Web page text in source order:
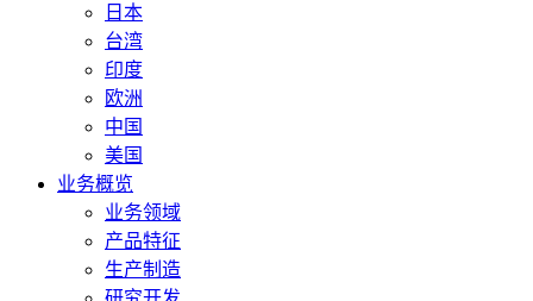
日本
台湾
印度
欧洲
中国
美国
业务概览
业务领域
产品特征
生产制造